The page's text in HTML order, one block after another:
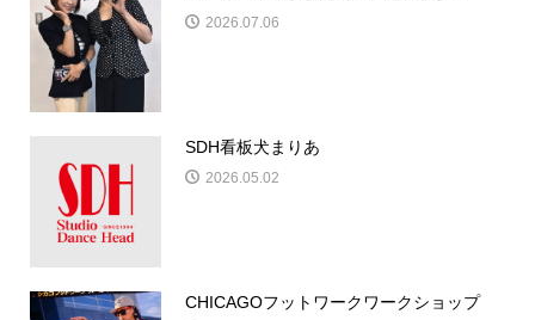
2026.07.06
SDH看板犬まりあ
2026.05.02
CHICAGOフットワークワークショップ